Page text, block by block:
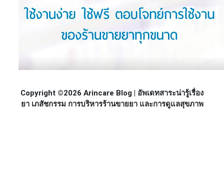
Copyright ©2026 Arincare Blog | อัพเดทสาระน่ารู้เรื่อง
ยา เภสัชกรรม การบริหารร้านขายยา และการดูแลสุขภาพ